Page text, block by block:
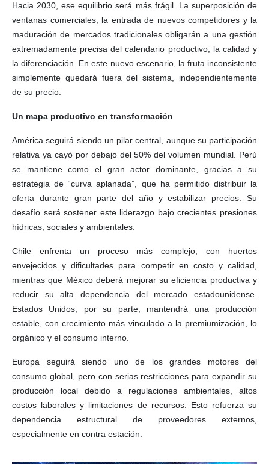
Hacia 2030, ese equilibrio será más frágil. La superposición de
ventanas comerciales, la entrada de nuevos competidores y la
maduración de mercados tradicionales obligarán a una gestión
extremadamente precisa del calendario productivo, la calidad y
la diferenciación. En este nuevo escenario, la fruta inconsistente
simplemente quedará fuera del sistema, independientemente
de su precio.
Un mapa productivo en transformación
América seguirá siendo un pilar central, aunque su participación
relativa ya cayó por debajo del 50% del volumen mundial. Perú
se mantiene como el gran actor dominante, gracias a su
estrategia de “curva aplanada”, que ha permitido distribuir la
oferta durante gran parte del año y estabilizar precios. Su
desafío será sostener este liderazgo bajo crecientes presiones
hídricas, sociales y ambientales.
Chile enfrenta un proceso más complejo, con huertos
envejecidos y dificultades para competir en costo y calidad,
mientras que México deberá mejorar su eficiencia productiva y
reducir su alta dependencia del mercado estadounidense.
Estados Unidos, por su parte, mantendrá una producción
estable, con crecimiento más vinculado a la premiumización, lo
orgánico y el consumo interno.
Europa seguirá siendo uno de los grandes motores del
consumo global, pero con serias restricciones para expandir su
producción local debido a regulaciones ambientales, altos
costos laborales y limitaciones de recursos. Esto refuerza su
dependencia estructural de proveedores externos,
especialmente en contra estación.